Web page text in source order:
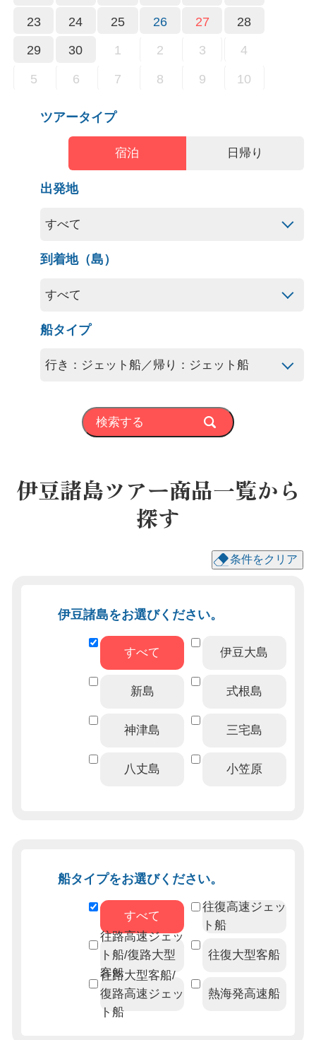
23 24 25 26 27 28
29 30 1 2 3 4
5 6 7 8 9 10
ツアータイプ
宿泊 日帰り
出発地
到着地（島）
船タイプ
検索する
伊豆諸島ツアー商品一覧から
探す
条件をクリア
伊豆諸島をお選びください。
すべて 伊豆大島
新島 式根島
神津島 三宅島
八丈島 小笠原
船タイプをお選びください。
すべて
往復高速ジェッ
ト船
往路高速ジェッ
ト船/復路大型
客船
往復大型客船
往路大型客船/
復路高速ジェッ
ト船
熱海発高速船